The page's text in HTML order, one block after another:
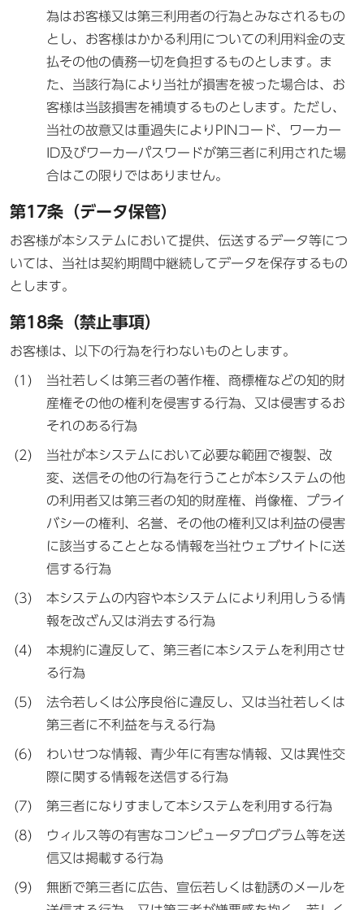
為はお客様又は第三利用者の行為とみなされるもの
とし、お客様はかかる利用についての利用料金の支
払その他の債務一切を負担するものとします。ま
た、当該行為により当社が損害を被った場合は、お
客様は当該損害を補填するものとします。ただし、
当社の故意又は重過失によりPINコード、ワーカー
ID及びワーカーパスワードが第三者に利用された場
合はこの限りではありません。
第17条（データ保管）
お客様が本システムにおいて提供、伝送するデータ等につ
いては、当社は契約期間中継続してデータを保存するもの
とします。
第18条（禁止事項）
お客様は、以下の行為を行わないものとします。
当社若しくは第三者の著作権、商標権などの知的財
産権その他の権利を侵害する行為、又は侵害するお
それのある行為
当社が本システムにおいて必要な範囲で複製、改
変、送信その他の行為を行うことが本システムの他
の利用者又は第三者の知的財産権、肖像権、プライ
バシーの権利、名誉、その他の権利又は利益の侵害
に該当することとなる情報を当社ウェブサイトに送
信する行為
本システムの内容や本システムにより利用しうる情
報を改ざん又は消去する行為
本規約に違反して、第三者に本システムを利用させ
る行為
法令若しくは公序良俗に違反し、又は当社若しくは
第三者に不利益を与える行為
わいせつな情報、青少年に有害な情報、又は異性交
際に関する情報を送信する行為
第三者になりすまして本システムを利用する行為
ウィルス等の有害なコンピュータプログラム等を送
信又は掲載する行為
無断で第三者に広告、宣伝若しくは勧誘のメールを